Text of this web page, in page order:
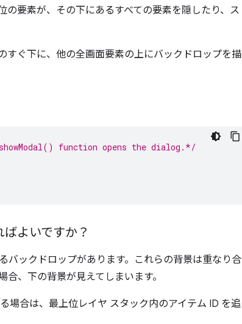
要素が、その下にあるすべての要素を隠したり、ス
ぐ下に、他の全画面要素の上にバックドロップを描
function opens the dialog.*/
よいですか？
バックドロップがあります。これらの背景は重なり合
、下の背景が見えてしまいます。
場合は、最上位レイヤ スタック内のアイテム ID を追